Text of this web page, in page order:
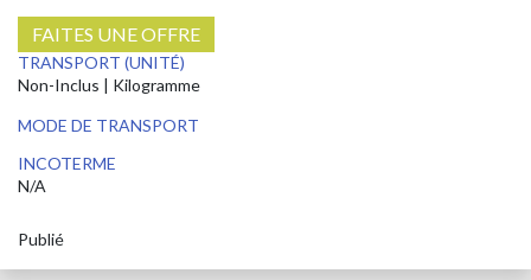
FAITES UNE OFFRE
TRANSPORT (UNITÉ)
Non-Inclus | Kilogramme
MODE DE TRANSPORT
INCOTERME
N/A
Publié